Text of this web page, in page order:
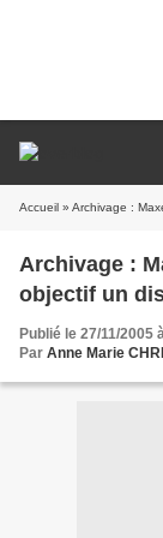
Accueil » Archivage :
Archivage :
objectif un
Publié le 27/11/2005
Par Anne Marie